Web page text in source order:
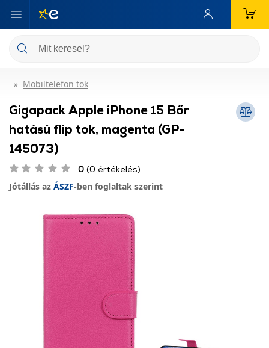
Mobiltelefon tok
Gigapack Apple iPhone 15 Bőr
hatású flip tok, magenta (GP-
145073)
0 (0 értékelés)
Jótállás az ÁSZF-ben foglaltak szerint